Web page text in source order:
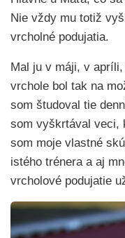
Nie vždy mu totiž
vrcholné podujatia.
Mal ju v máji, v
vrchole bol tak na
som študoval tie
som vyškrtával veci,
som moje vlastné
istého trénera a aj
vrcholové podujatie